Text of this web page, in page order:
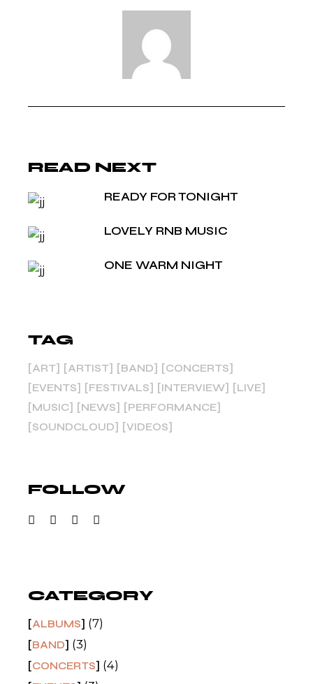
READ NEXT
READY FOR TONIGHT
LOVELY RNB MUSIC
ONE WARM NIGHT
TAG
ART ARTIST BAND
CONCERTS
EVENTS
FESTIVALS INTERVIEW
LIVE
MUSIC
NEWS
PERFORMANCE
SOUNDCLOUD
VIDEOS
FOLLOW
CATEGORY
ALBUMS (7)
BAND (3)
CONCERTS (4)